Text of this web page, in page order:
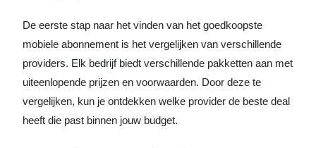
De eerste stap naar het vinden van het goedkoopste
mobiele abonnement is het vergelijken van verschillende
providers. Elk bedrijf biedt verschillende pakketten aan met
uiteenlopende prijzen en voorwaarden. Door deze te
vergelijken, kun je ontdekken welke provider de beste deal
heeft die past binnen jouw budget.